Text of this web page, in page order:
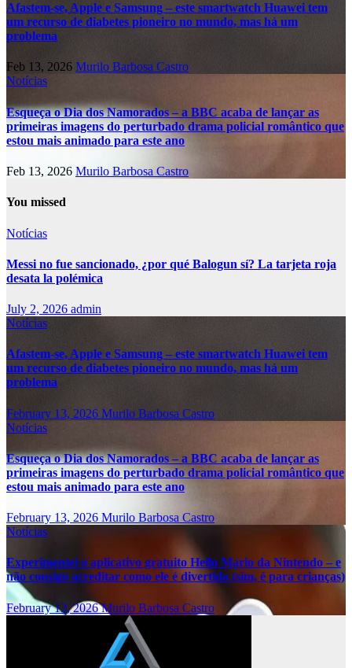
Afastem-se, Apple e Samsung – este smartwatch Huawei tem
um recurso de diabetes pioneiro no mundo, mas há um
problema
Feb 13, 2026 Murilo Barbosa Castro
Notícias
Esqueça o Dia dos Namorados – a BBC acaba de lançar as
primeiras imagens do perturbado drama policial romântico que
estou mais animado para este ano
Feb 13, 2026 Murilo Barbosa Castro
You missed
Notícias
Messi no fue sancionado, ¿por qué Balogun sí? La tarjeta roja
desata la polémica
July 2, 2026 admin
Notícias
Afastem-se, Apple e Samsung – este smartwatch Huawei tem
um recurso de diabetes pioneiro no mundo, mas há um
problema
February 13, 2026 Murilo Barbosa Castro
Notícias
Esqueça o Dia dos Namorados – a BBC acaba de lançar as
primeiras imagens do perturbado drama policial romântico que
estou mais animado para este ano
February 13, 2026 Murilo Barbosa Castro
Notícias
Experimentei o aplicativo gratuito Hello Mario da Nintendo – e
não consigo acreditar como ele é divertido (sim, é para crianças)
February 13, 2026Murilo Barbosa Castro